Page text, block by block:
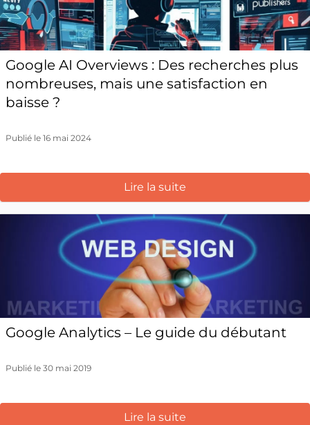
Google AI Overviews : Des recherches plus
nombreuses, mais une satisfaction en
baisse ?
Publié le 16 mai 2024
Lire la suite
Google Analytics – Le guide du débutant
Publié le 30 mai 2019
Lire la suite